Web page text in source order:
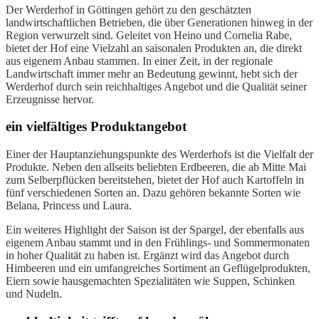
Der Werderhof in Göttingen gehört zu den geschätzten
landwirtschaftlichen Betrieben, die über Generationen hinweg in der
Region verwurzelt sind. Geleitet von Heino und Cornelia Rabe,
bietet der Hof eine Vielzahl an saisonalen Produkten an, die direkt
aus eigenem Anbau stammen. In einer Zeit, in der regionale
Landwirtschaft immer mehr an Bedeutung gewinnt, hebt sich der
Werderhof durch sein reichhaltiges Angebot und die Qualität seiner
Erzeugnisse hervor.
ein vielfältiges Produktangebot
Einer der Hauptanziehungspunkte des Werderhofs ist die Vielfalt der
Produkte. Neben den allseits beliebten Erdbeeren, die ab Mitte Mai
zum Selberpflücken bereitstehen, bietet der Hof auch Kartoffeln in
fünf verschiedenen Sorten an. Dazu gehören bekannte Sorten wie
Belana, Princess und Laura.
Ein weiteres Highlight der Saison ist der Spargel, der ebenfalls aus
eigenem Anbau stammt und in den Frühlings- und Sommermonaten
in hoher Qualität zu haben ist. Ergänzt wird das Angebot durch
Himbeeren und ein umfangreiches Sortiment an Geflügelprodukten,
Eiern sowie hausgemachten Spezialitäten wie Suppen, Schinken
und Nudeln.